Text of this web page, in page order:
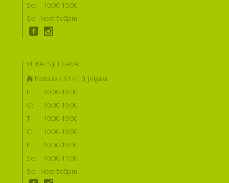
Se:
10:00-15:00
Sv:
Nestrādājam
VEIKALS JELGAVĀ:
Pasta iela 51 K-10, Jelgava
P:
10:00-19:00
O:
10:00-19:00
T:
10:00-19:00
C:
10:00-19:00
P:
10:00-19:00
Se:
10:00-17:00
Sv:
Nestrādājam